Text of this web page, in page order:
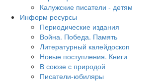
Калужские писатели - детям
Информ ресурсы
Периодические издания
Война. Победа. Память
Литературный калейдоскоп
Новые поступления. Книги
В союзе с природой
Писатели-юбиляры